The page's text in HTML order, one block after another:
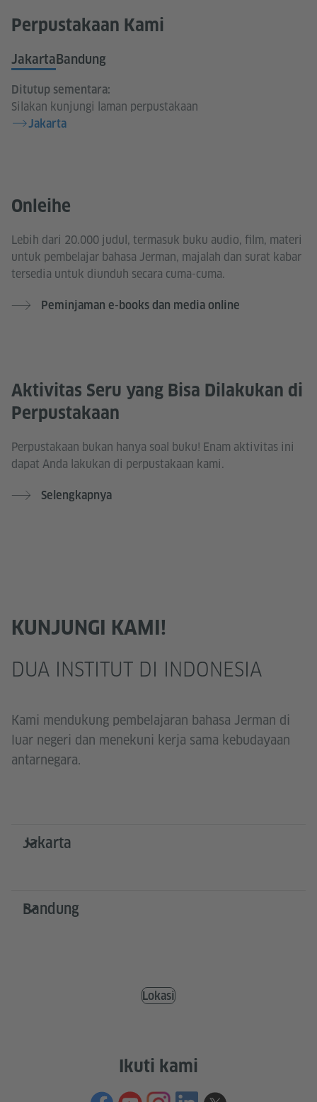
Perpustakaan Kami
JakartaBandung
Ditutup sementara:
Silakan kunjungi laman perpustakaan
Jakarta
Onleihe
Lebih dari 20.000 judul, termasuk buku audio, film, materi
untuk pembelajar bahasa Jerman, majalah dan surat kabar
tersedia untuk diunduh secara cuma-cuma.
Peminjaman e-books dan media online
Aktivitas Seru yang Bisa Dilakukan di
Perpustakaan
Perpustakaan bukan hanya soal buku! Enam aktivitas ini
dapat Anda lakukan di perpustakaan kami.
Selengkapnya
KUNJUNGI KAMI!
DUA INSTITUT DI INDONESIA
Kami mendukung pembelajaran bahasa Jerman di
luar negeri dan menekuni kerja sama kebudayaan
antarnegara.
Jakarta
Bandung
Lokasi
Ikuti kami